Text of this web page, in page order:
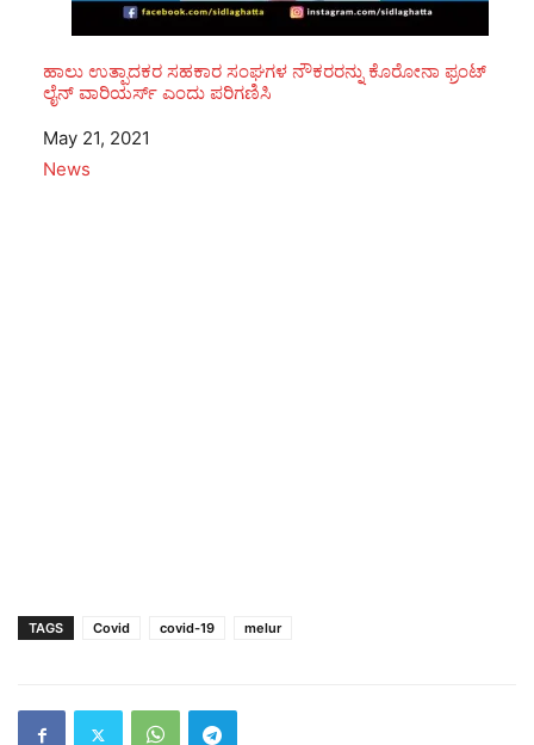
ಹಾಲು ಉತ್ಪಾದಕರ ಸಹಕಾರ ಸಂಘಗಳ ನೌಕರರನ್ನು ಕೊರೋನಾ ಫ್ರಂಟ್
ಲೈನ್ ವಾರಿಯರ್ಸ್ ಎಂದು ಪರಿಗಣಿಸಿ
Date
May 21, 2021
In relation to
News
TAGS Covid covid-19 melur